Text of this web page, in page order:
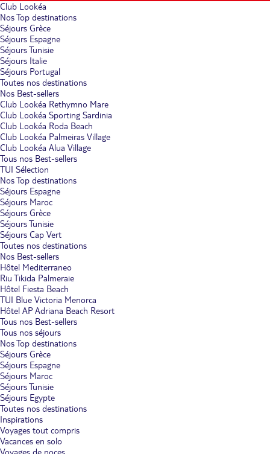
Club Lookéa
Nos Top destinations
Séjours Grèce
Séjours Espagne
Séjours Tunisie
Séjours Italie
Séjours Portugal
Toutes nos destinations
Nos Best-sellers
Club Lookéa Rethymno Mare
Club Lookéa Sporting Sardinia
Club Lookéa Roda Beach
Club Lookéa Palmeiras Village
Club Lookéa Alua Village
Tous nos Best-sellers
TUI Sélection
Nos Top destinations
Séjours Espagne
Séjours Maroc
Séjours Grèce
Séjours Tunisie
Séjours Cap Vert
Toutes nos destinations
Nos Best-sellers
Hôtel Mediterraneo
Riu Tikida Palmeraie
Hôtel Fiesta Beach
TUI Blue Victoria Menorca
Hôtel AP Adriana Beach Resort
Tous nos Best-sellers
Tous nos séjours
Nos Top destinations
Séjours Grèce
Séjours Espagne
Séjours Maroc
Séjours Tunisie
Séjours Egypte
Toutes nos destinations
Inspirations
Voyages tout compris
Vacances en solo